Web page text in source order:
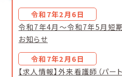
令和7年2月6日
令和7年4月～令和7年5月短
お知らせ
令和7年2月6日
【求人情報】外来看護師（パー